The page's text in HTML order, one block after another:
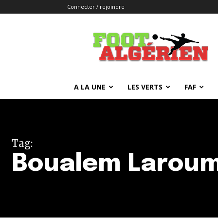
Connecter / rejoindre
FOOTALGERIEN
A LA UNE LES VERTS FAF
Tag:
Boualem